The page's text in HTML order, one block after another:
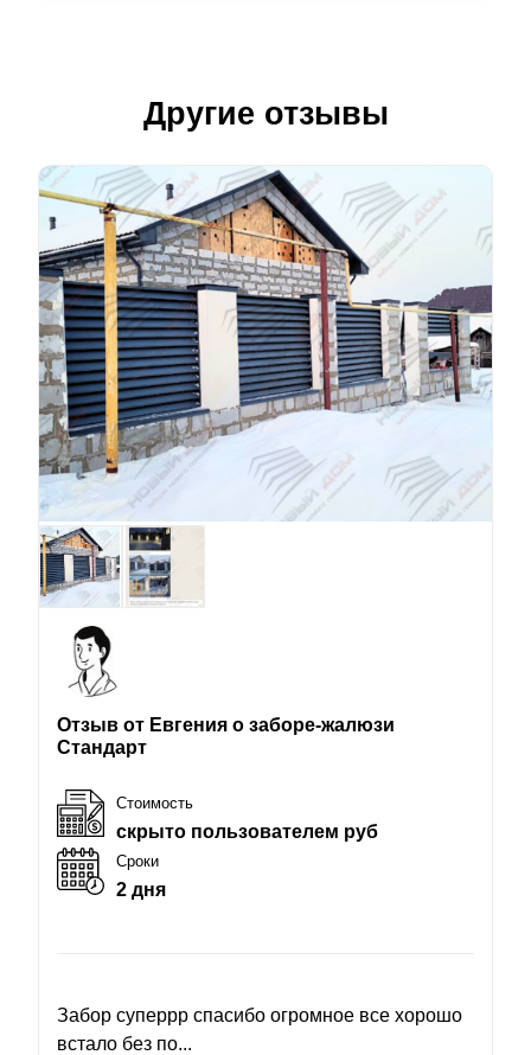
Другие отзывы
Отзыв от Евгения о заборе-жалюзи
Стандарт
Стоимость
скрыто пользователем руб
Сроки
2 дня
Забор суперрр спасибо огромное все хорошо
встало без по...